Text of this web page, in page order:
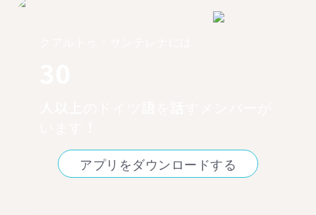
アプリをダウンロードする